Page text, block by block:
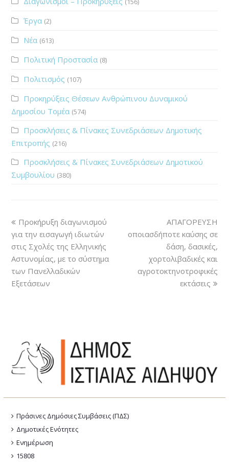
Έργα (2)
Νέα (613)
Πολιτική Προστασία (8)
Πολιτισμός (107)
Προκηρύξεις Θέσεων Ανθρώπινου Δυναμικού
Δημοσίου Τομέα (574)
Προσκλήσεις & Πίνακες Συνεδριάσεων Δημοτικής
Επιτροπής (216)
Προσκλήσεις & Πίνακες Συνεδριάσεων Δημοτικού
Συμβουλίου (380)
Προκήρυξη διαγωνισμού
για την εισαγωγή ιδιωτών
στις Σχολές της Ελληνικής
Αστυνομίας, με το σύστημα
των Πανελλαδικών
Εξετάσεων
ΑΠΑΓΟΡΕΥΣΗ
οποιασδήποτε καύσης σε
δάση, δασικές,
χορτολιβαδικές και
αγροτοκτηνοτροφικές
εκτάσεις
Πράσινες Δημόσιες Συμβάσεις (ΠΔΣ)
Δημοτικές Ενότητες
Ενημέρωση
15808